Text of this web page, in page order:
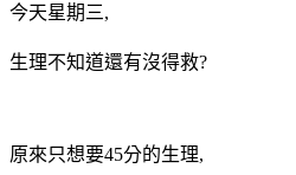
今天星期三,
生理不知道還有沒得救?
原來只想要45分的生理,